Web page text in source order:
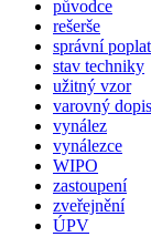
původce
rešerše
správní
stav techniky
užitný vzor
varovný dopis
vynález
vynálezce
WIPO
zastoupení
zveřejnění
ÚPV